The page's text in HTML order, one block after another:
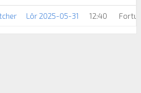
Lör 2025-05-31 12:40